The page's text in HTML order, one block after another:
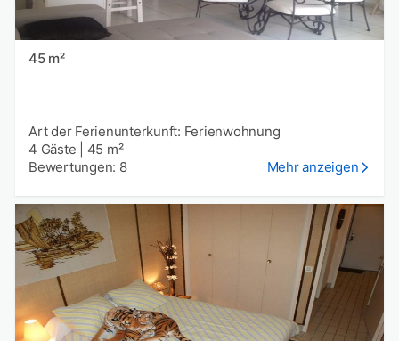
45 m²
Art der Ferienunterkunft: Ferienwohnung
4 Gäste
45 m²
Bewertungen: 8
Mehr anzeigen